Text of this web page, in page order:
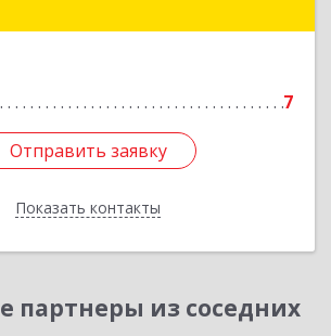
7
Отправить заявку
Показать контакты
Отправить заявку
Назад
партнеры из соседних